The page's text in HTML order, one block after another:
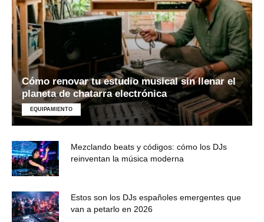
Cómo renovar tu estudio musical sin llenar el
planeta de chatarra electrónica
EQUIPAMIENTO
Mezclando beats y códigos: cómo los DJs
reinventan la música moderna
Estos son los DJs españoles emergentes que
van a petarlo en 2026